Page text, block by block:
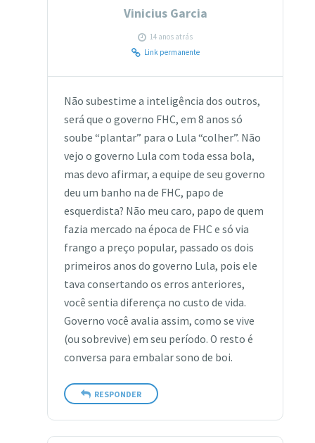
Vinicius Garcia
14 anos atrás
Link permanente
Não subestime a inteligência dos outros,
será que o governo FHC, em 8 anos só
soube “plantar” para o Lula “colher”. Não
vejo o governo Lula com toda essa bola,
mas devo afirmar, a equipe de seu governo
deu um banho na de FHC, papo de
esquerdista? Não meu caro, papo de quem
fazia mercado na época de FHC e só via
frango a preço popular, passado os dois
primeiros anos do governo Lula, pois ele
tava consertando os erros anteriores,
você sentia diferença no custo de vida.
Governo você avalia assim, como se vive
(ou sobrevive) em seu período. O resto é
conversa para embalar sono de boi.
RESPONDER